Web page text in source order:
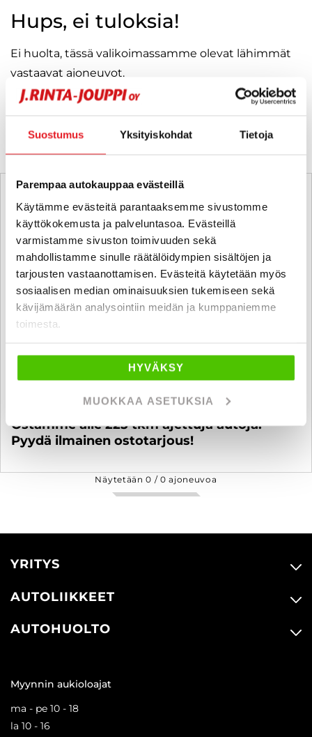
Suostumus Yksityiskohdat Tietoja
Parempaa autokauppaa evästeillä
Käytämme evästeitä parantaaksemme sivustomme
käyttökokemusta ja palveluntasoa. Evästeillä
varmistamme sivuston toimivuuden sekä
mahdollistamme sinulle räätälöidympien sisältöjen ja
tarjousten vastaanottamisen. Evästeitä käytetään myös
sosiaalisen median ominaisuuksien tukemiseen sekä
kävijämäärän analysointiin meidän ja kumppaniemme
toimesta.
HYVÄKSY
MUOKKAA ASETUKSIA
Hups, ei tuloksia!
Ei huolta, tässä valikoimassamme olevat lähimmät
vastaavat ajoneuvot.
Ostamme alle 225 tkm ajettuja autoja.
Pyydä ilmainen ostotarjous!
Näytetään0 /0 ajoneuvoa
YRITYS
AUTOLIIKKEET
AUTOHUOLTO
Myynnin aukioloajat
ma - pe 10 - 18
la 10 - 16